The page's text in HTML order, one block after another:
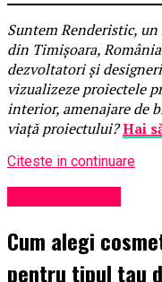
Suntem Renderistic,
din Timișoara,
dezvoltatori și
vizualizeze proiectele
interior, amenajare de
viață proiectului?Hai
Citeste in continuare
Cum alegi
pentru tipul tau